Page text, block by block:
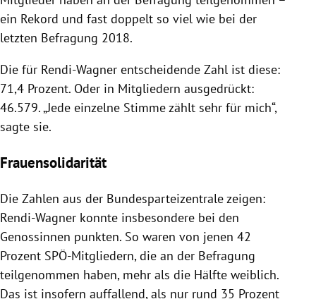
ein Rekord und fast doppelt so viel wie bei der
letzten Befragung 2018.
Die für Rendi-Wagner entscheidende Zahl ist diese:
71,4 Prozent. Oder in Mitgliedern ausgedrückt:
46.579. „Jede einzelne Stimme zählt sehr für mich“,
sagte sie.
Frauensolidarität
Die Zahlen aus der Bundesparteizentrale zeigen:
Rendi-Wagner konnte insbesondere bei den
Genossinnen punkten. So waren von jenen 42
Prozent SPÖ-Mitgliedern, die an der Befragung
teilgenommen haben, mehr als die Hälfte weiblich.
Das ist insofern auffallend, als nur rund 35 Prozent